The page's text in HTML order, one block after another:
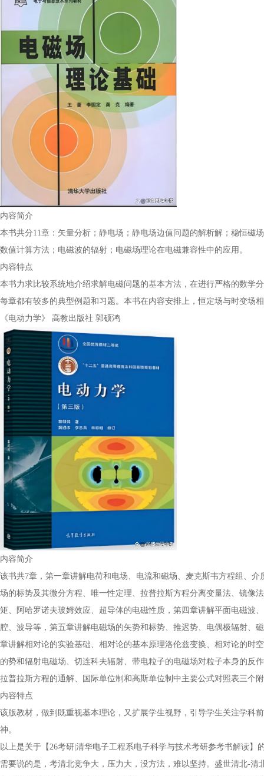
内容简介
本书共分11章：矢量分析；静电场；静电场边值问题的解析解；稳恒磁
数值计算方法；电磁波的辐射；电磁场理论在电磁兼容性中的应用。
内容特点
本书力求比较系统地介绍求解电磁问题的基本方法，在进行严格的数学
每章都有较多的典型例题和习题。本书在内容安排上，恒定场与时变场
《电动力学》 高教出版社 郭硕鸿
内容简介
该书共7章，第一章讲解电荷和电场、电流和磁场、麦克斯韦方程组、
场的标势及其微分方程、唯一性定理、拉普拉斯方程分离变量法、镜像
矩、阿哈罗诺夫玻姆效应、超导体的电磁性质，第四章讲解平面电磁波
腔、波导等，第五章讲解电磁场的矢势和标势、推迟势、电偶极辐射、
章讲解相对论的实验基础、相对论的基本原理洛伦兹变换、相对论的时
的势和辐射电磁场、切连科夫辐射、带电粒子的电磁场对粒子本身的反
拉普拉斯方程的通解、国际单位制和高斯单位制中主要公式对照表三个
内容特点
该版教材，做到既重视基本理论，又扩展学生视野，引导学生关注学科
神。
以上是关于【26考研|清华电子工程系电子科学与技术考研参考书解读
需要说的是，考清北竞争大，压力大，没方法，难以坚持。盛世清北-